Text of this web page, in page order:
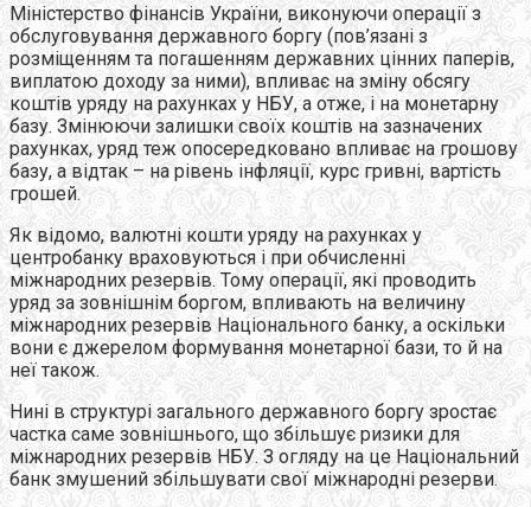
Міністерство фінансів України, виконуючи операції з
обслуговування державного боргу (пов’язані з
розміщенням та погашенням державних цінних паперів,
виплатою доходу за ними), впливає на зміну обсягу
коштів уряду на рахунках у НБУ, а отже, і на монетарну
базу. Змінюючи залишки своїх коштів на зазначених
рахунках, уряд теж опосередковано впливає на грошову
базу, а відтак – на рівень інфляції, курс гривні, вартість
грошей.
Як відомо, валютні кошти уряду на рахунках у
центробанку враховуються і при обчисленні
міжнародних резервів. Тому операції, які проводить
уряд за зовнішнім боргом, впливають на величину
міжнародних резервів Національного банку, а оскільки
вони є джерелом формування монетарної бази, то й на
неї також.
Нині в структурі загального державного боргу зростає
частка саме зовнішнього, що збільшує ризики для
міжнародних резервів НБУ. З огляду на це Національний
банк змушений збільшувати свої міжнародні резерви.